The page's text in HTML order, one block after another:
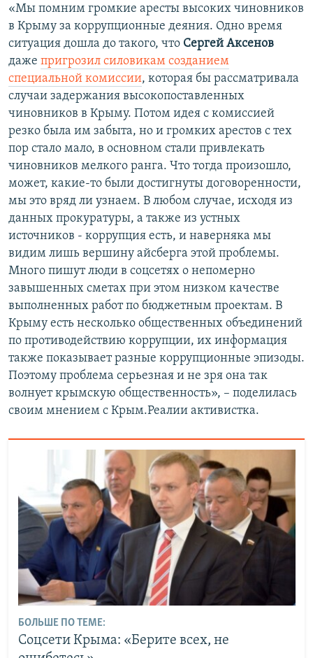
«Мы помним громкие аресты высоких чиновников
в Крыму за коррупционные деяния. Одно время
ситуация дошла до такого, что Сергей Аксенов
даже пригрозил силовикам созданием
специальной комиссии, которая бы рассматривала
случаи задержания высокопоставленных
чиновников в Крыму. Потом идея с комиссией
резко была им забыта, но и громких арестов с тех
пор стало мало, в основном стали привлекать
чиновников мелкого ранга. Что тогда произошло,
может, какие-то были достигнуты договоренности,
мы это вряд ли узнаем. В любом случае, исходя из
данных прокуратуры, а также из устных
источников - коррупция есть, и наверняка мы
видим лишь вершину айсберга этой проблемы.
Много пишут люди в соцсетях о непомерно
завышенных сметах при этом низком качестве
выполненных работ по бюджетным проектам. В
Крыму есть несколько общественных объединений
по противодействию коррупции, их информация
также показывает разные коррупционные эпизоды.
Поэтому проблема серьезная и не зря она так
волнует крымскую общественность», – поделилась
своим мнением с Крым.Реалии активистка.
БОЛЬШЕ ПО ТЕМЕ:
Соцсети Крыма: «Берите всех, не